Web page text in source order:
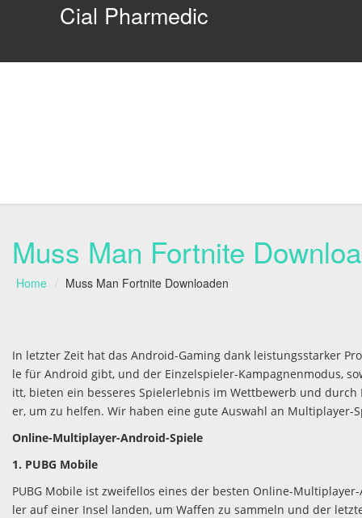
Cial Pharmedic
Muss Man Fortnite
Home Muss Man Fortnite Downloaden
In letzter Zeit hat das Android-Gaming dank leistungsstarker
le für Android gibt, und der Einzelspieler-Kampagnenmodus,
itt, bieten ein besseres Spielerlebnis im Wettbewerb und
er, um zu helfen. Wir haben eine gute Auswahl an
Online-Multiplayer-Android-Spiele
1. PUBG Mobile
PUBG Mobile ist zweifellos eines der besten Online-
ler auf einer Insel landen, um Waffen zu sammeln und der